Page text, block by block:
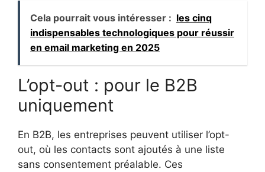
Cela pourrait vous intéresser : les cinq
indispensables technologiques pour réussir
en email marketing en 2025
L’opt-out : pour le B2B
uniquement
En B2B, les entreprises peuvent utiliser l’opt-
out, où les contacts sont ajoutés à une liste
sans consentement préalable. Ces